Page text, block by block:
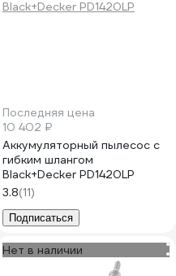
Последняя цена
10 402 ₽
Аккумуляторный пылесос с
гибким шлангом
Black+Decker PD1420LP
3.8(11)
Подписаться
Нет в наличии